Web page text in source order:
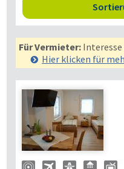
Für Vermieter:
Hier klicken für